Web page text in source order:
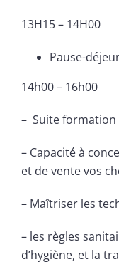
13H15 – 14H00
Pause-
14h00 – 16h00
– Suite
– Capacité à
et de vente vos
– Maîtriser les
– les règles
d’hygiène, et la